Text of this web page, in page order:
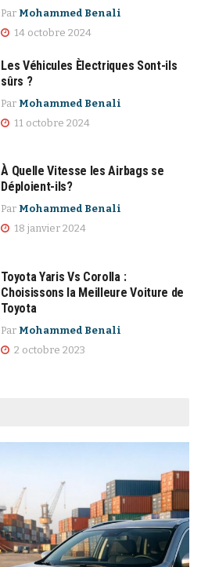
Par Mohammed Benali
14 octobre 2024
Les Véhicules Èlectriques Sont-ils
sûrs ?
Par Mohammed Benali
11 octobre 2024
À Quelle Vitesse les Airbags se
Déploient-ils?
Par Mohammed Benali
18 janvier 2024
Toyota Yaris Vs Corolla :
Choisissons la Meilleure Voiture de
Toyota
Par Mohammed Benali
2 octobre 2023